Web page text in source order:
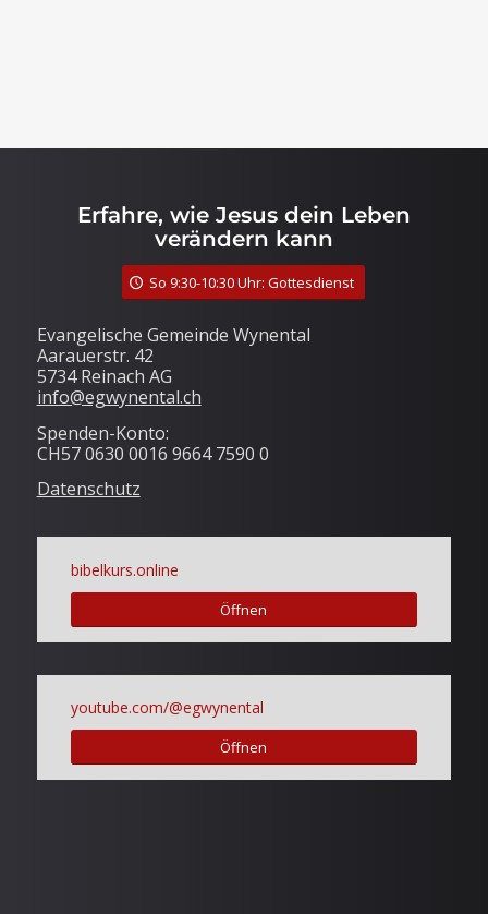
Erfahre, wie Jesus dein Leben
verändern kann
So 9:30-10:30 Uhr: Gottesdienst
Evangelische Gemeinde Wynental
Aarauerstr. 42
5734 Reinach AG
info@egwynental.ch
Spenden-Konto:
CH57 0630 0016 9664 7590 0
Datenschutz
bibelkurs.online
Öffnen
youtube.com/@egwynental
Öffnen